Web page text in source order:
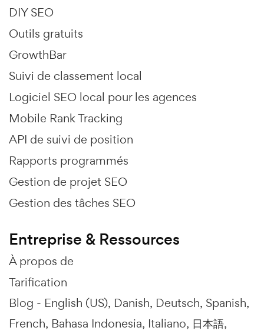
DIY SEO
Outils gratuits
GrowthBar
Suivi de classement local
Logiciel SEO local pour les agences
Mobile Rank Tracking
API de suivi de position
Rapports programmés
Gestion de projet SEO
Gestion des tâches SEO
Entreprise & Ressources
À propos de
Tarification
Blog - English (US) Danish Deutsch Spanish
French Bahasa Indonesia Italiano 日本語